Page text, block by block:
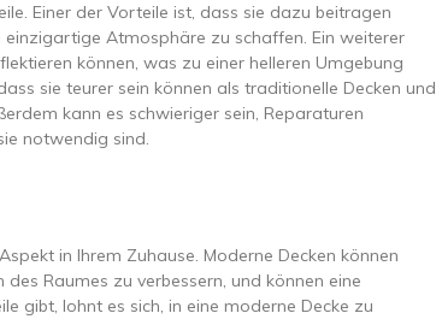
Einer der Vorteile ist, dass sie dazu beitragen
einzigartige Atmosphäre zu schaffen. Ein weiterer
können, was zu einer helleren Umgebung
sie teurer sein können als traditionelle Decken und
kann es schwieriger sein, Reparaturen
notwendig sind.
in Ihrem Zuhause. Moderne Decken können
Raumes zu verbessern, und können eine
gibt, lohnt es sich, in eine moderne Decke zu